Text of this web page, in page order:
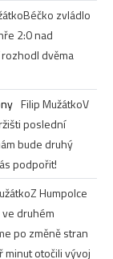
Béčko zvládlo
2:0 nad
dvěma
Filip MužátkoV
poslední
bude druhý
podpořit!
Z Humpolce
druhém
po změně stran
minut otočili vývoj